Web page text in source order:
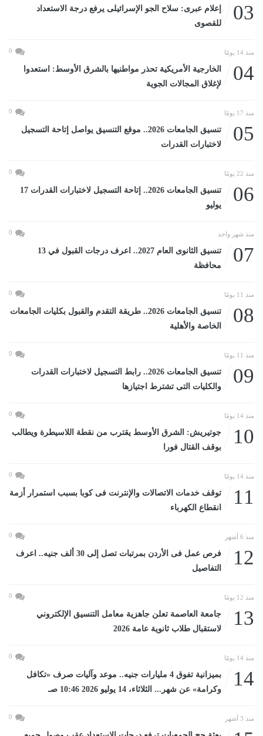
03
إعلام عبرى: سلاح الجو الإسرائيلى يرفع درجة الاستعداد
للقصوى
منذ 14 يومًا 0
04
الخارجية الأمريكية تحذر مواطنيها بالشرق الأوسط: استعدوا
لإغلاق المجالات الجوية
منذ 17 يومًا 0
05
تنسيق الجامعات 2026.. موقع التنسيق يواصل إتاحة التسجيل
لاختبارات القدرات
منذ 22 يومًا 0
06
تنسيق الجامعات 2026.. إتاحة التسجيل لاختبارات القدرات 17
يوليو
منذ شهر واحد 0
07
تنسيق الثانوى العام 2027.. اعرف درجات القبول في 13
محافظة
منذ 11 يومًا 0
08
تنسيق الجامعات 2026.. طريقة التقدم والقبول بكليات الجامعات
الخاصة والأهلية
منذ 11 يومًا 0
09
تنسيق الجامعات 2026.. رابط التسجيل لاختبارات القدرات
والكليات التى تشترط اجتيازها
منذ 14 يومًا 0
10
جوتيريش: الشرق الأوسط يقترب من نقطة اللاسيطرة ويطالب
بوقف القتال فورا
منذ 14 يومًا 0
11
توقف خدمات الاتصالات والإنترنت فى كوبا بسبب استمرار أزمة
انقطاع الكهرباء
منذ 6 أشهر 0
12
فرص عمل فى الأردن بمرتبات تصل إلى 30 ألف جنيه.. اعرف
التفاصيل
منذ 12 يومًا 0
13
جامعة العاصمة تعلن جاهزية معامل التنسيق الإلكتروني
لاستقبال طلاب ثانوية عامة 2026
منذ 14 يومًا 0
14
بميزانية تفوق 4 مليارات جنيه.. موعد وآليات صرف «تكافل
وكرامة» عن شهر... الثلاثاء، 14 يوليو 2026 10:46 صـ
منذ 3 أشهر 0